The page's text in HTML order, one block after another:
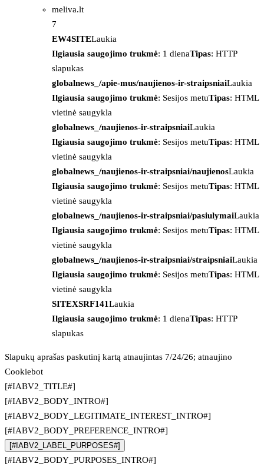
meliva.lt
7
EW4SITELaukia
Ilgiausia saugojimo trukmė: 1 dienaTipas: HTTP
slapukas
globalnews_/apie-mus/naujienos-ir-straipsniaiLaukia
Ilgiausia saugojimo trukmė: Sesijos metuTipas: HTML
vietinė saugykla
globalnews_/naujienos-ir-straipsniaiLaukia
Ilgiausia saugojimo trukmė: Sesijos metuTipas: HTML
vietinė saugykla
globalnews_/naujienos-ir-straipsniai/naujienosLaukia
Ilgiausia saugojimo trukmė: Sesijos metuTipas: HTML
vietinė saugykla
globalnews_/naujienos-ir-straipsniai/pasiulymaiLaukia
Ilgiausia saugojimo trukmė: Sesijos metuTipas: HTML
vietinė saugykla
globalnews_/naujienos-ir-straipsniai/straipsniaiLaukia
Ilgiausia saugojimo trukmė: Sesijos metuTipas: HTML
vietinė saugykla
SITEXSRF141Laukia
Ilgiausia saugojimo trukmė: 1 dienaTipas: HTTP
slapukas
Slapukų aprašas paskutinį kartą atnaujintas 7/24/26; atnaujino
Cookiebot
[#IABV2_TITLE#]
[#IABV2_BODY_INTRO#]
[#IABV2_BODY_LEGITIMATE_INTEREST_INTRO#]
[#IABV2_BODY_PREFERENCE_INTRO#]
[#IABV2_LABEL_PURPOSES#]
[#IABV2_BODY_PURPOSES_INTRO#]